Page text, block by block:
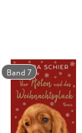
indes bald
- er bringt
Und das wirbelt
Band 7